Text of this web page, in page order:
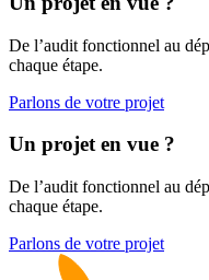
De l’audit fonctionnel au
chaque étape.
Parlons de votre projet
Un projet en vue ?
De l’audit fonctionnel au
chaque étape.
Parlons de votre projet